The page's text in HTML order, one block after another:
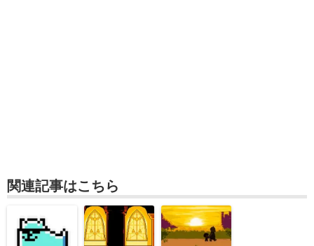
関連記事はこちら